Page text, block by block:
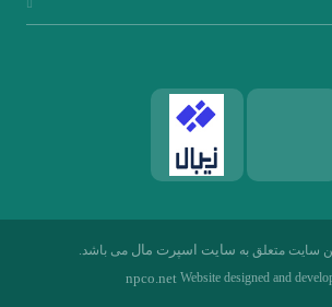
سایت متعلق به سایت اسپرت مال می باشد.
Website designed and
npco.net